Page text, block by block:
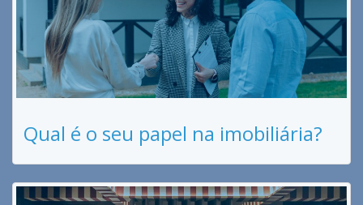
Qual é o seu papel na imobiliária?